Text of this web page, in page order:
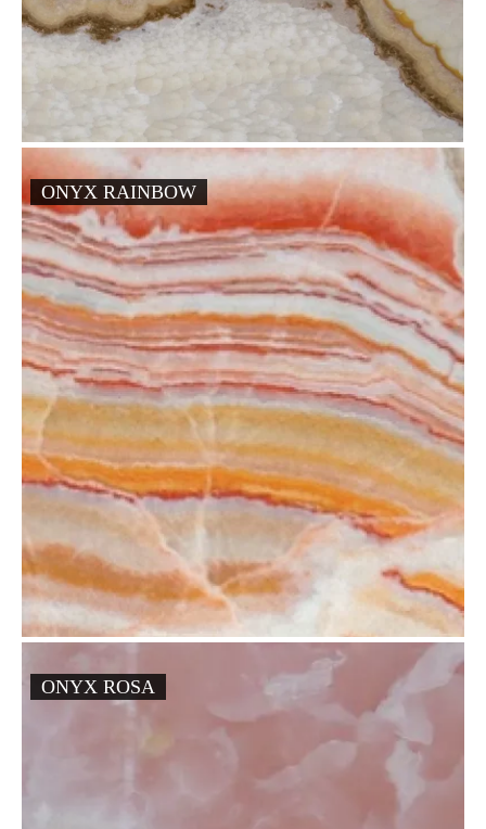
ONYX RAINBOW
ONYX ROSA